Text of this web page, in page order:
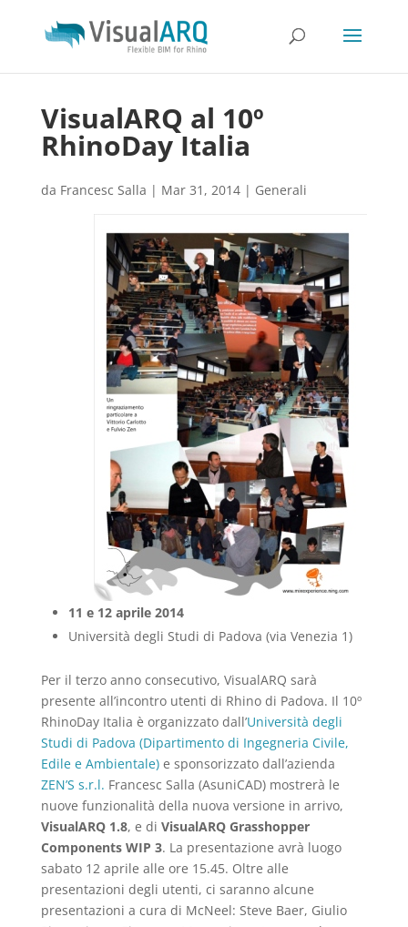
VisualARQ al 10º
RhinoDay Italia
da Francesc Salla | Mar 31, 2014| Generali
11 e 12 aprile 2014
Università degli Studi di Padova (via Venezia 1)
Per il terzo anno consecutivo, VisualARQ sarà
presente all’incontro utenti di Rhino di Padova. Il 10º
RhinoDay Italia è organizzato dall’Università degli
Studi di Padova (Dipartimento di Ingegneria Civile,
Edile e Ambientale)e sponsorizzato dall’azienda
ZEN’S s.r.l. Francesc Salla (AsuniCAD) mostrerà le
nuove funzionalità della nuova versione in arrivo,
VisualARQ 1.8, e di VisualARQ Grasshopper
Components WIP 3. La presentazione avrà luogo
sabato 12 aprile alle ore 15.45. Oltre alle
presentazioni degli utenti, ci saranno alcune
presentazioni a cura di McNeel: Steve Baer, Giulio